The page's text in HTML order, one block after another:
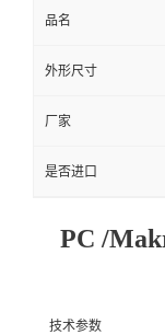
品名
外形尺寸
厂家
是否进口
PC /
技术参数